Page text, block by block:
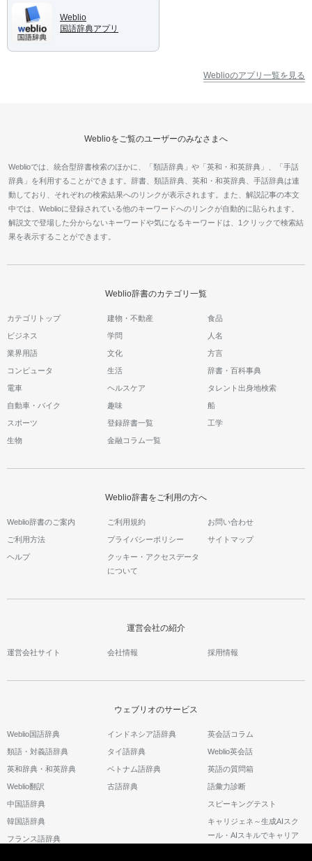
Weblio
国語辞典アプリ
Weblioのアプリ一覧を見る
Weblioをご覧のユーザーのみなさまへ
Weblioでは、統合型辞書検索のほかに、「類語辞典」や「英和・和英辞典」、「手話
辞典」を利用することができます。辞書、類語辞典、英和・和英辞典、手話辞典は連
動しており、それぞれの検索結果へのリンクが表示されます。また、解説記事の本文
中では、Weblioに登録されている他のキーワードへのリンクが自動的に貼られます。
解説文で登場した分からないキーワードや気になるキーワードは、1クリックで検索結
果を表示することができます。
Weblio辞書のカテゴリ一覧
カテゴリトップ 建物・不動産 食品
ビジネス 学問 人名
業界用語 文化 方言
コンピュータ 生活 辞書・百科事典
電車 ヘルスケア タレント出身地検索
自動車・バイク 趣味 船
スポーツ 登録辞書一覧 工学
生物 金融コラム一覧
Weblio辞書をご利用の方へ
Weblio辞書のご案内 ご利用規約 お問い合わせ
ご利用方法 プライバシーポリシー サイトマップ
ヘルプ
クッキー・アクセスデータ
について
運営会社の紹介
運営会社サイト 会社情報 採用情報
ウェブリオのサービス
Weblio国語辞典
類語・対義語辞典
英和辞典・和英辞典
Weblio翻訳
中国語辞典
韓国語辞典
フランス語辞典
インドネシア語辞典
タイ語辞典
ベトナム語辞典
古語辞典
英会話コラム
Weblio英会話
英語の質問箱
語彙力診断
スピーキングテスト
キャリジェネ～生成AIスク
ール・AIスキルでキャリア